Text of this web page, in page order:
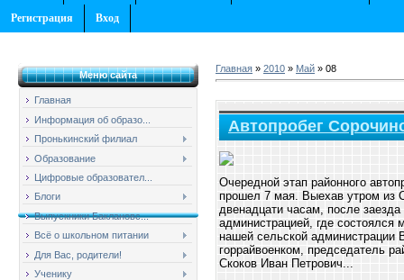
Регистрация Вход
Меню сайта
Главная
Информация об образо...
Пронькинский филиал
Образование
Цифровые образовател...
Блоги
Выпускники Баклановс...
Всё о школьном питании
Для Вас, родители!
Ученику
Главная » 2010 » Май » 08
Автопробег
Очередной этап районного
прошел 7 мая. Выехав утром из
двенадцати часам, после
администрацией, где состоялся
нашей сельской администрации
горрайвоенком, председатель
Скоков Иван Петрович...